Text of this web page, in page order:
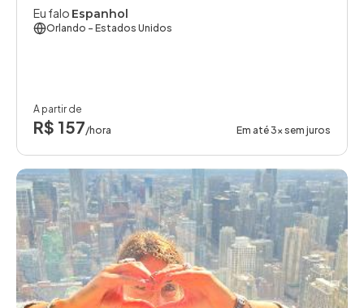
Eu falo Espanhol
Orlando - Estados Unidos
A partir de
R$ 157/hora Em até 3x sem juros